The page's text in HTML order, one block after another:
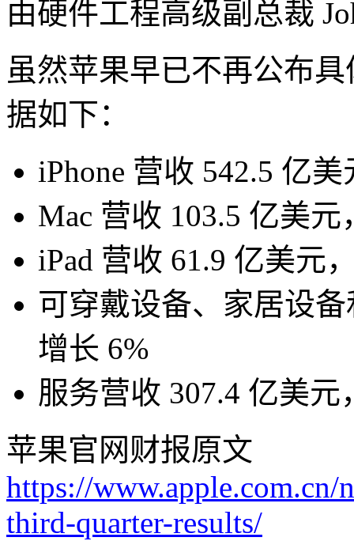
由硬件工程高级副总裁
虽然苹果早已不再公布
据如下：
iPhone 营收 542.5 亿
Mac 营收 103.5 亿美
iPad 营收 61.9 亿美元
可穿戴设备、家居设
增长 6%
服务营收 307.4 亿美元
苹果官网财报原文
https://www.apple.com.cn/
third-quarter-results/